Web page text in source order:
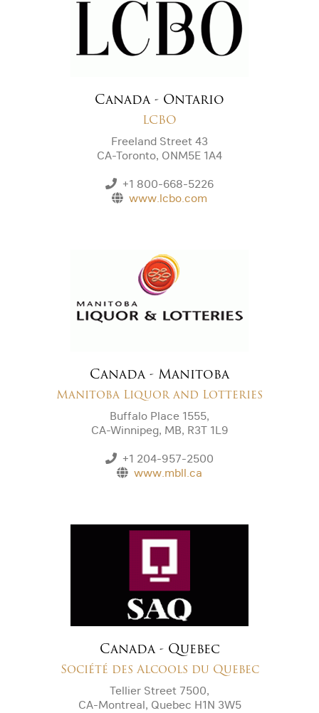
Canada - Ontario
LCBO
Freeland Street 43
CA-Toronto, ONM5E 1A4
+1 800-668-5226
www.lcbo.com
Canada - Manitoba
Manitoba Liquor and Lotteries
Buffalo Place 1555,
CA-Winnipeg, MB, R3T 1L9
+1 204-957-2500
www.mbll.ca
Canada - Quebec
Société des Alcools du Quebec
Tellier Street 7500,
CA-Montreal, Quebec H1N 3W5